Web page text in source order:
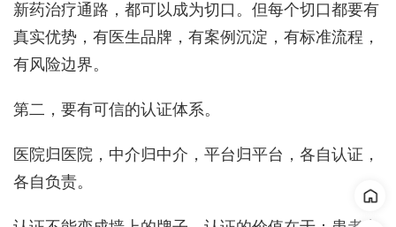
新药治疗通路，都可以成为切口。但每个切口都要有
真实优势，有医生品牌，有案例沉淀，有标准流程，
有风险边界。
第二，要有可信的认证体系。
医院归医院，中介归中介，平台归平台，各自认证，
各自负责。